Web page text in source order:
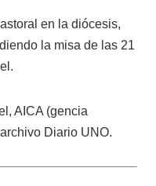
en la diócesis,
la misa de las 21
AICA (gencia
Diario UNO.